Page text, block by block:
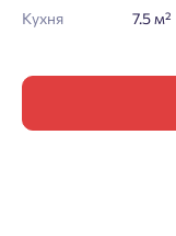
Кухня
7.5 м²